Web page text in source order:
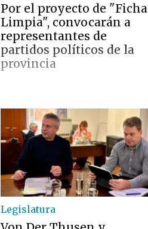
Por el proyecto de "Ficha
Limpia", convocarán a
representantes de
partidos políticos de la
provincia
Legislatura